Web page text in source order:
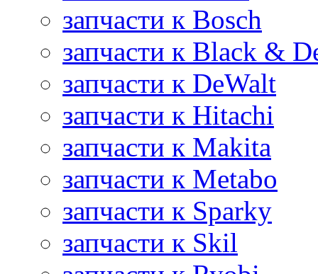
запчасти к Bosch
запчасти к Black &
запчасти к DeWalt
запчасти к Hitachi
запчасти к Makita
запчасти к Metabo
запчасти к Sparky
запчасти к Skil